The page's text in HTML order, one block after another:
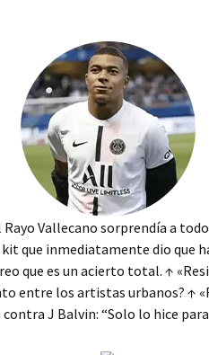
Rayo Vallecano sorprendía a
que inmediatamente dio que
que es un acierto total. ↑
entre los artistas urbanos? ↑
J Balvin: “Solo lo hice